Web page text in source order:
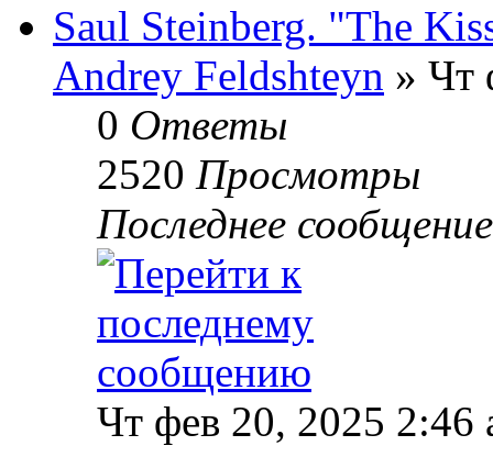
Saul Steinberg. "The
Andrey Feldshteyn » Чт
0 Ответы
2520 Просмотры
Последнее
Чт фев 20, 2025 2:46